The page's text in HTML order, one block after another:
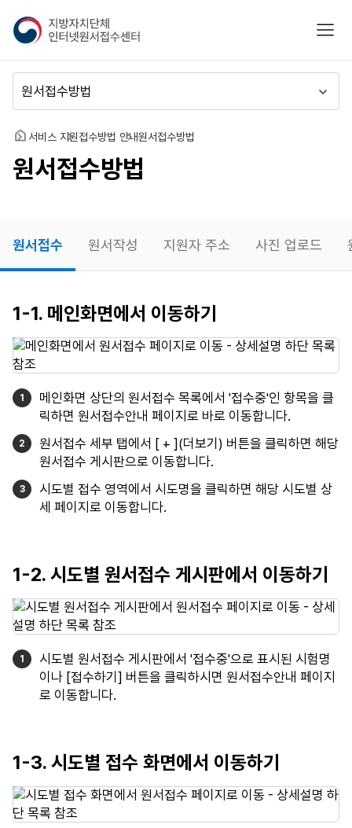
지
방
자
치
단
체
인
넷
원
수
센
터
모바
뉴
동
홈 서비스 지원접수방법 안내원서접수방법
원서접수방법
원서접수 원서작성 지원자 주소 사진 업로드
원서접수
1-1. 메인화면에서 이동하기
메인화면 상단의 원서접수 목록에서 '접수중'인 항목을 클
릭하면 원서접수안내 페이지로 바로 이동합니다.
원서접수 세부 탭에서 [ + ](더보기) 버튼을 클릭하면 해당
원서접수 게시판으로 이동합니다.
시도별 접수 영역에서 시도명을 클릭하면 해당 시도별 상
세 페이지로 이동합니다.
1-2. 시도별 원서접수 게시판에서 이동하기
시도별 원서접수 게시판에서 '접수중'으로 표시된 시험명
이나 [접수하기] 버튼을 클릭하시면 원서접수안내 페이지
로 이동합니다.
1-3. 시도별 접수 화면에서 이동하기